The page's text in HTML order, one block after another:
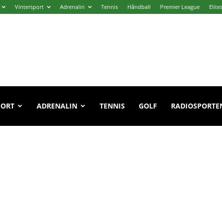
Vintersport Adrenalin Tennis Håndball Premier League
ADRENALIN TENNIS GOLF